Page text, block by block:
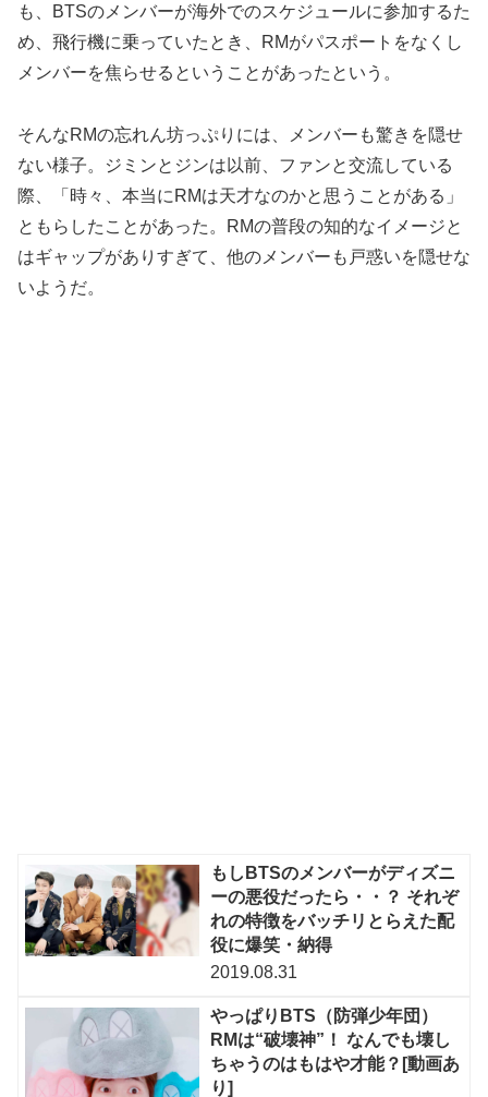
も、BTSのメンバーが海外でのスケジュールに参加するた
め、飛行機に乗っていたとき、RMがパスポートをなくし
メンバーを焦らせるということがあったという。
そんなRMの忘れん坊っぷりには、メンバーも驚きを隠せ
ない様子。ジミンとジンは以前、ファンと交流している
際、「時々、本当にRMは天才なのかと思うことがある」
ともらしたことがあった。RMの普段の知的なイメージと
はギャップがありすぎて、他のメンバーも戸惑いを隠せな
いようだ。
もしBTSのメンバーがディズニ
ーの悪役だったら・・？ それぞ
れの特徴をバッチリとらえた配
役に爆笑・納得
2019.08.31
やっぱりBTS（防弾少年団）
RMは“破壊神”！ なんでも壊し
ちゃうのはもはや才能？[動画あ
り]